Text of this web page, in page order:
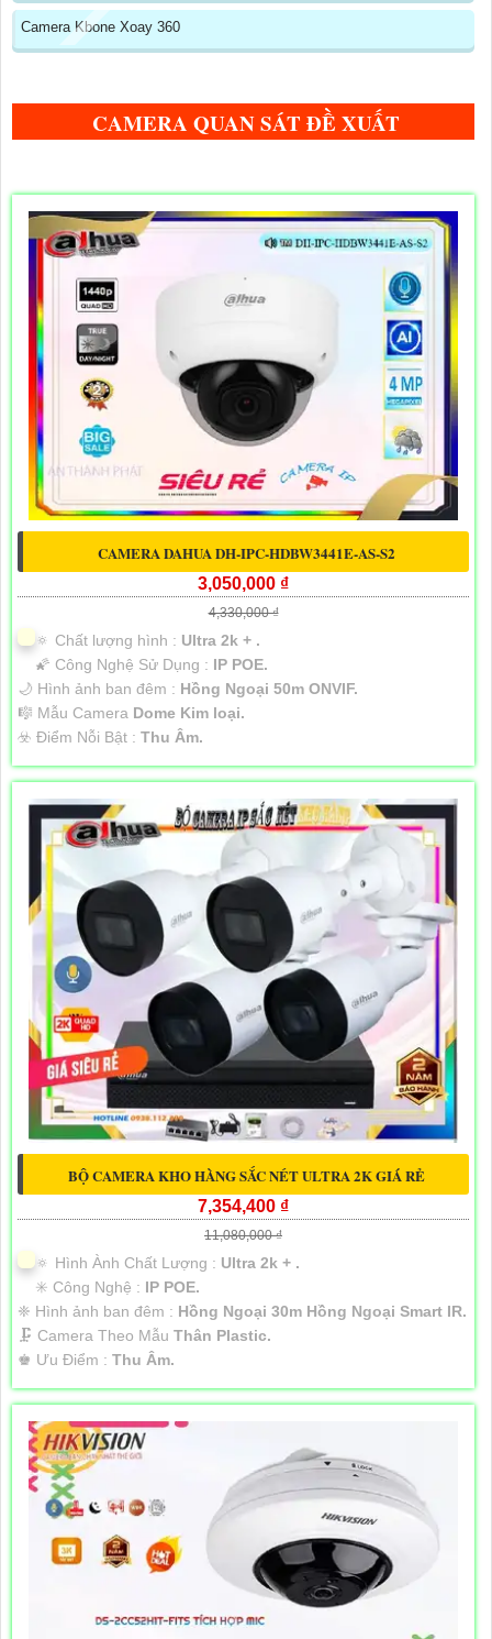
Camera Kbone Xoay 360
CAMERA QUAN SÁT ĐỀ XUẤT
CAMERA DAHUA DH-IPC-HDBW3441E-AS-S2
3,050,000 ₫
4,330,000 ₫
🔅 Chất lượng hình : Ultra 2k + .
🌠 Công Nghệ Sử Dụng : IP POE.
🌙 Hình ảnh ban đêm : Hồng Ngoại 50m ONVIF.
🎼️ Mẫu Camera Dome Kim loại.
️☣️ Điểm Nỗi Bật : Thu Âm.
BỘ CAMERA KHO HÀNG SẮC NÉT ULTRA 2K GIÁ RẺ
7,354,400 ₫
11,080,000 ₫
🔅 Hình Ành Chất Lượng : Ultra 2k + .
✳️ Công Nghệ : IP POE.
❈ Hình ảnh ban đêm : Hồng Ngoại 30m Hồng Ngoại Smart IR.
🗜️ Camera Theo Mẫu Thân Plastic.
️♚ Ưu Điểm : Thu Âm.